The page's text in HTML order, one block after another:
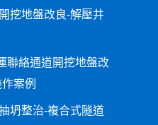
挖地盤改良-解壓井
聯絡通道開挖地盤改
案例
坍整治-複合式隧道